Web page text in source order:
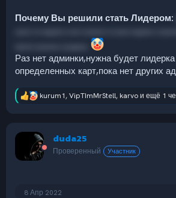
Почему Вы решили стать Лидером:
Раз нет админки,нужна будет
определенных карт,пока нет других
Р
kurum1,VipTImMrStell, karvoи ещё 1
duda25
Проверенный Участник
8 Апр 2022